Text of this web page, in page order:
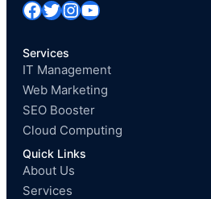
Facebook Twitter InstagramYouTube
Services
IT Management
Web Marketing
SEO Booster
Cloud Computing
Quick Links
About Us
Services